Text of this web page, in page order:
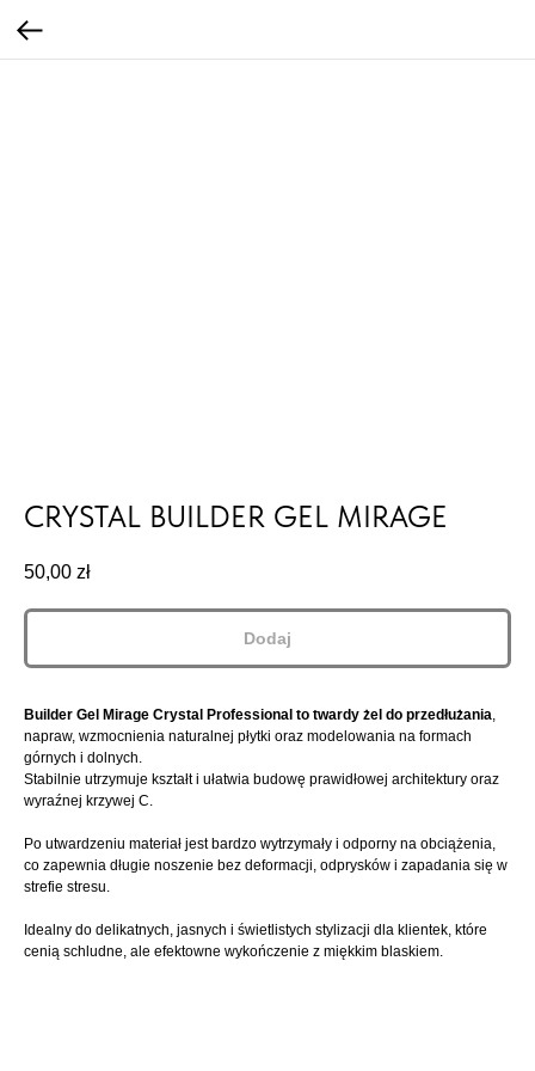
CRYSTAL BUILDER GEL MIRAGE
50,00 zł
Dodaj
Builder Gel Mirage Crystal Professional to twardy żel do przedłużania,
napraw, wzmocnienia naturalnej płytki oraz modelowania na formach
górnych i dolnych.
Stabilnie utrzymuje kształt i ułatwia budowę prawidłowej architektury oraz
wyraźnej krzywej C.
Po utwardzeniu materiał jest bardzo wytrzymały i odporny na obciążenia,
co zapewnia długie noszenie bez deformacji, odprysków i zapadania się w
strefie stresu.
Idealny do delikatnych, jasnych i świetlistych stylizacji dla klientek, które
cenią schludne, ale efektowne wykończenie z miękkim blaskiem.